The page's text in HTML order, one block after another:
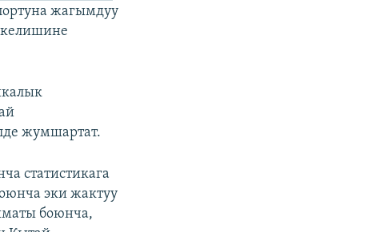
жагымдуу
келишине
жумшартат.
статистикага
эки жактуу
боюнча,